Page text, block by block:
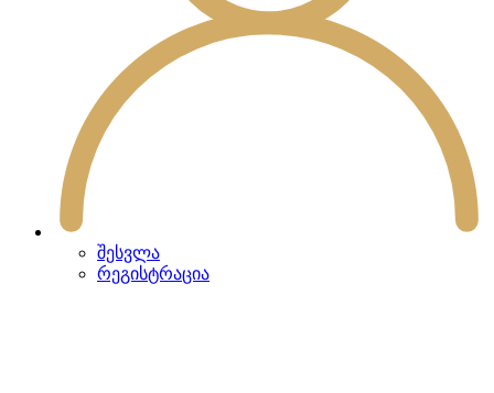
შესვლა
რეგისტრაცია